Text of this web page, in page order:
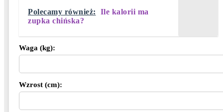
Polecamy również:
Ile kalorii ma
zupka chińska?
Waga (kg):
Wzrost (cm):